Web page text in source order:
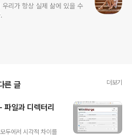
리가 항상 실제 삶에 있을 수
른 글 더보기
일과 디렉터리
두에서 시각적 차이를